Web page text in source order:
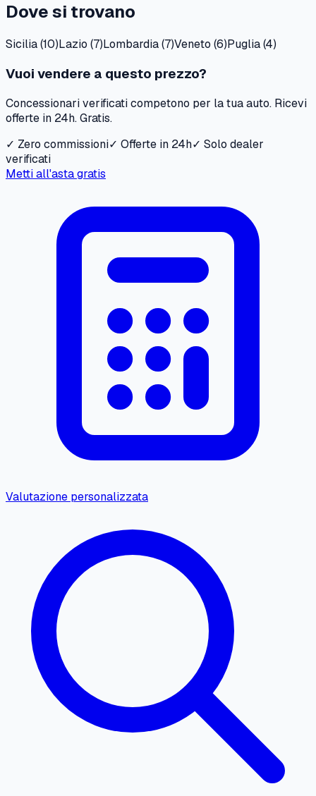
Dove si trovano
Sicilia(10)Lazio (7)Lombardia(7)Veneto (6)Puglia(4)
Vuoi vendere a questo prezzo?
Concessionari verificati competono per la tua auto. Ricevi
offerte in 24h. Gratis.
✓ Zero commissioni✓ Offerte in 24h✓ Solo dealer
verificati
Metti all'asta gratis
Valutazione personalizzata